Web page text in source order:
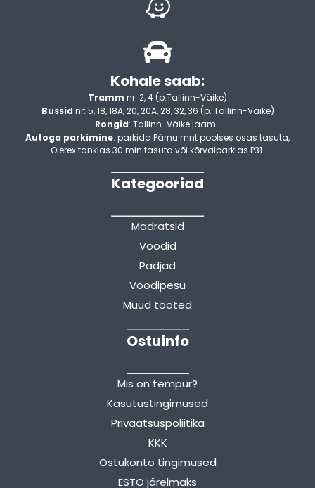
Kohale saab:
Tramm nr: 2, 4 (p.Tallinn-Väike)
Bussid nr: 5, 18, 18A, 20, 20A, 28, 32, 36 (p. Tallinn-Väike)
Rongid: Tallinn-Väike jaam.
Autoga parkimine: parkida Pärnu mnt poolses osas tasuta,
Olerex tanklas 30 min tasuta või kõrvalparklas P31
Kategooriad
Madratsid
Voodid
Padjad
Voodipesu
Muud tooted
Ostuinfo
Mis on tempur?
Kasutustingimused
Privaatsuspoliitika
KKK
Ostukonto tingimused
ESTO järelmaks